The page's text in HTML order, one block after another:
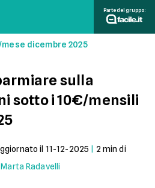
Parte del gruppo:
dicembre 2025
sulla
sotto i 10€/mensili
il 11-12-2025 2 min di
Marta Radavelli